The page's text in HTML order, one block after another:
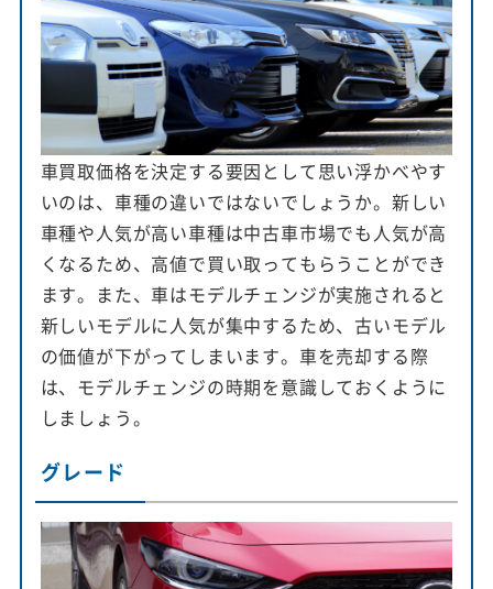
車買取価格を決定する要因として思い浮かべやす
いのは、車種の違いではないでしょうか。新しい
車種や人気が高い車種は中古車市場でも人気が高
くなるため、高値で買い取ってもらうことができ
ます。また、車はモデルチェンジが実施されると
新しいモデルに人気が集中するため、古いモデル
の価値が下がってしまいます。車を売却する際
は、モデルチェンジの時期を意識しておくように
しましょう。
グレード